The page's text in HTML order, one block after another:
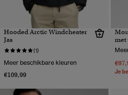
Hooded Arctic Windcheater
Jas
(1)
Meer beschikbare kleuren
€109,99
met
Je